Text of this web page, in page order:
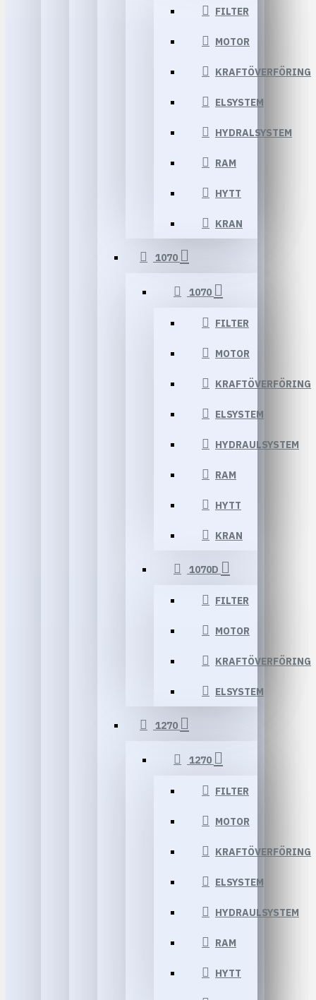
FILTER
MOTOR
KRAFTÖVERFÖRING
ELSYSTEM
HYDRALSYSTEM
RAM
HYTT
KRAN
1070
1070
FILTER
MOTOR
KRAFTÖVERFÖRING
ELSYSTEM
HYDRAULSYSTEM
RAM
HYTT
KRAN
1070D
FILTER
MOTOR
KRAFTÖVERFÖRING
ELSYSTEM
1270
1270
FILTER
MOTOR
KRAFTÖVERFÖRING
ELSYSTEM
HYDRAULSYSTEM
RAM
HYTT